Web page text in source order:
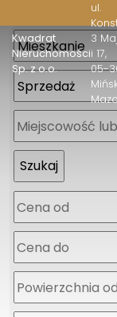
Kwadrat
Nieruchomości
Sp. z o.o.
ul.
3
i 17
05-